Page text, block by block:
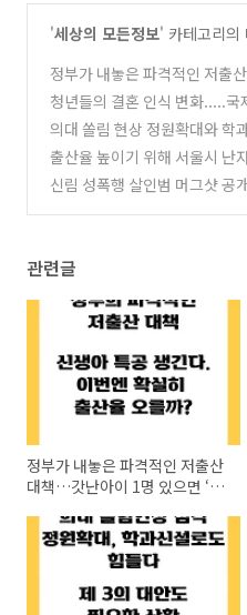
'세상의 모든정보' 카테고리의
정부가 내놓은 파격적인 저출
1명 있으면 ‘신생아 특공’ 혜택
청년들의 결혼 인식 변화.....
거 출산도 ok (0)
의대 쏠림 현상 정원확대와 학
가?제 3의 해결책 생각해야
(0)
출산율 높이기 위해 서울시 난
원
(0)
신림 성폭행 살인범 머그샷 공
관련글
정부가 내놓은 파격적인 저출산
대책…갓난아이 1명 있으면 ‘신